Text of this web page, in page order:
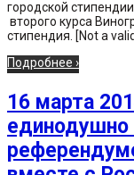
городской
второго курса
стипендия. [Not a
Подробнее ›
16 марта
единодушно